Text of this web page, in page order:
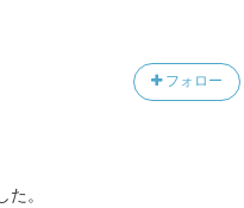
フォロー
。